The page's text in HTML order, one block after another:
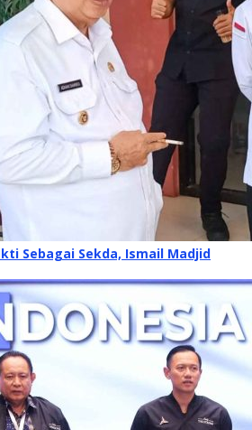
Sebagai Sekda, Ismail Madjid